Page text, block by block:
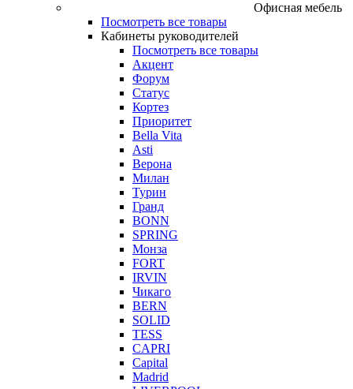
Офисная мебель
Посмотреть все товары
Кабинеты руководителей
Посмотреть все товары
Акцент
Форум
Статус
Кортез
Приоритет
Bella Vita
Asti
Верона
Милан
Турин
Гранд
BONN
SPRING
Монза
FORT
IRVIN
Чикаго
BERN
SOLID
TESS
CAPRI
Capital
Madrid